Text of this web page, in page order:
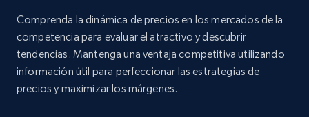
1.9K+ 323+ Comenzar ahora
Amazon products search
Comprenda la dinámica de precios en los mercados de la
competencia para evaluar el atractivo y descubrir
tendencias. Mantenga una ventaja competitiva utilizando
información útil para perfeccionar las estrategias de
precios y maximizar los márgenes.